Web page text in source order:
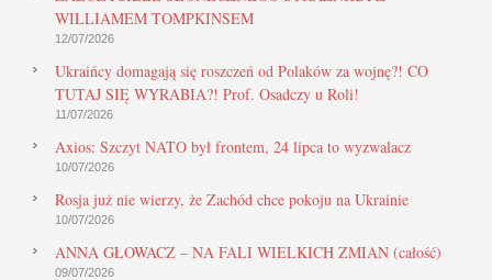
WILLIAMEM TOMPKINSEM
12/07/2026
Ukraińcy domagają się roszczeń od Polaków za wojnę?! CO
TUTAJ SIĘ WYRABIA?! Prof. Osadczy u Roli!
11/07/2026
Axios: Szczyt NATO był frontem, 24 lipca to wyzwalacz
10/07/2026
Rosja już nie wierzy, że Zachód chce pokoju na Ukrainie
10/07/2026
ANNA GŁOWACZ – NA FALI WIELKICH ZMIAN (całość)
09/07/2026